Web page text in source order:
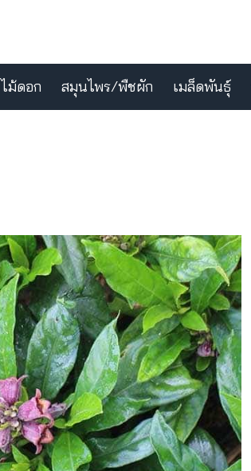
ไม้ดอก สมุนไพร/พืชผัก เมล็ดพันธุ์